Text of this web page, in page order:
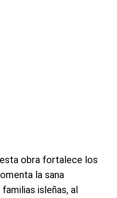
obra fortalece los
la sana
isleñas, al